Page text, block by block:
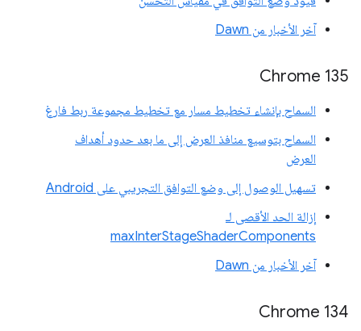
آخر الأخبار من Dawn
Chrome 135
السماح بإنشاء تخطيط مسار مع تخطيط مجموعة ربط فارغ
السماح بتوسيع منافذ العرض إلى ما بعد حدود أهداف
العرض
تسهيل الوصول إلى وضع التوافق التجريبي على Android
إزالة الحد الأقصى لـ
maxInterStageShaderComponents
آخر الأخبار من Dawn
‫Chrome 134